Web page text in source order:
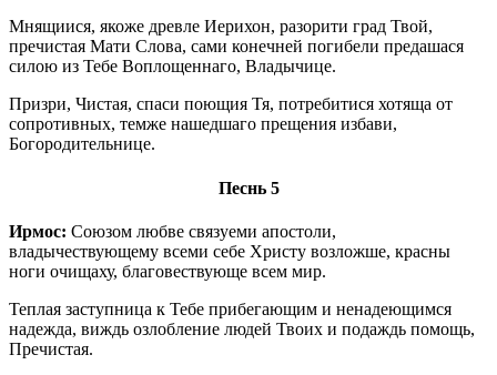
Мнящиися, якоже древле Иерихон, разорити град Твой,
пречистая Мати Слова, сами конечней погибели предашася
силою из Тебе Воплощеннаго, Владычице.
Призри, Чистая, спаси поющия Тя, потребитися хотяща от
сопротивных, темже нашедшаго прещения избави,
Богородительнице.
Песнь 5
Ирмос: Союзом любве связуеми апостоли,
владычествующему всеми себе Христу возложше, красны
ноги очищаху, благовествующе всем мир.
Теплая заступница к Тебе прибегающим и ненадеющимся
надежда, виждь озлобление людей Твоих и подаждь помощь,
Пречистая.